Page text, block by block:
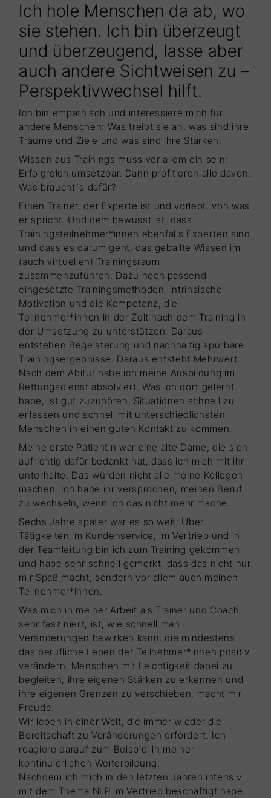
Ich hole Menschen da ab, wo
sie stehen. Ich bin überzeugt
und überzeugend, lasse aber
auch andere Sichtweisen zu –
Perspektivwechsel hilft.
Ich bin empathisch und interessiere mich für
andere Menschen: Was treibt sie an, was sind ihre
Träume und Ziele und was sind ihre Stärken.
Wissen aus Trainings muss vor allem ein sein:
Erfolgreich umsetzbar. Dann profitieren alle davon.
Was braucht`s dafür?
Einen Trainer, der Experte ist und vorlebt, von was
er spricht. Und dem bewusst ist, dass
Trainingsteilnehmer*innen ebenfalls Experten sind
und dass es darum geht, das geballte Wissen im
(auch virtuellen) Trainingsraum
zusammenzuführen. Dazu noch passend
eingesetzte Trainingsmethoden, intrinsische
Motivation und die Kompetenz, die
Teilnehmer*innen in der Zeit nach dem Training in
der Umsetzung zu unterstützen. Daraus
entstehen Begeisterung und nachhaltig spürbare
Trainingsergebnisse. Daraus entsteht Mehrwert.
Nach dem Abitur habe ich meine Ausbildung im
Rettungsdienst absolviert. Was ich dort gelernt
habe, ist gut zuzuhören, Situationen schnell zu
erfassen und schnell mit unterschiedlichsten
Menschen in einen guten Kontakt zu kommen.
Meine erste Patientin war eine alte Dame, die sich
aufrichtig dafür bedankt hat, dass ich mich mit ihr
unterhalte. Das würden nicht alle meine Kollegen
machen. Ich habe ihr versprochen, meinen Beruf
zu wechseln, wenn ich das nicht mehr mache.
Sechs Jahre später war es so weit: Über
Tätigkeiten im Kundenservice, im Vertrieb und in
der Teamleitung bin ich zum Training gekommen
und habe sehr schnell gemerkt, dass das nicht nur
mir Spaß macht, sondern vor allem auch meinen
Teilnehmer*innen.
Was mich in meiner Arbeit als Trainer und Coach
sehr fasziniert, ist, wie schnell man
Veränderungen bewirken kann, die mindestens
das berufliche Leben der Teilnehmer*innen positiv
verändern. Menschen mit Leichtigkeit dabei zu
begleiten, ihre eigenen Stärken zu erkennen und
ihre eigenen Grenzen zu verschieben, macht mir
Freude.
Wir leben in einer Welt, die immer wieder die
Bereitschaft zu Veränderungen erfordert. Ich
reagiere darauf zum Beispiel in meiner
kontinuierlichen Weiterbildung:
Nachdem ich mich in den letzten Jahren intensiv
mit dem Thema NLP im Vertrieb beschäftigt habe,